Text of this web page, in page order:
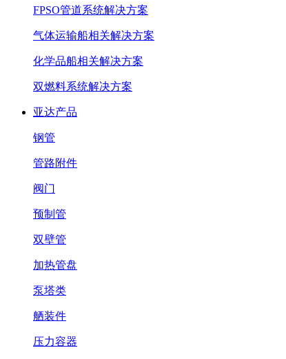
FPSO管道系统解决方案
气体运输船相关解决方案
化学品船相关解决方案
双燃料系统解决方案
亚达产品
钢管
管路附件
阀门
预制管
双壁管
加热管盘
泵塔类
舾装件
压力容器